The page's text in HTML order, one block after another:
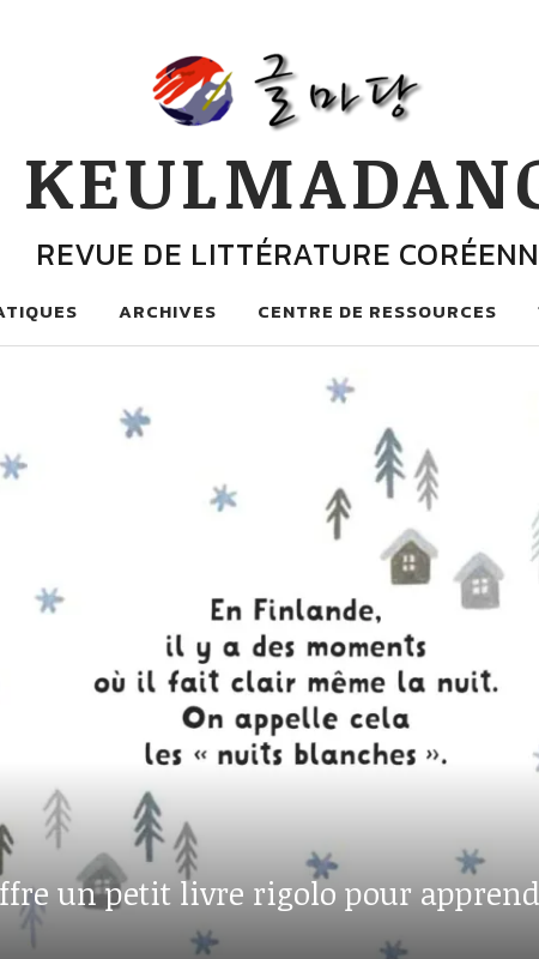
REVUE DE LITTÉRATURE
ARCHIVES CENTRE DE RESSOURCES
un petit livre rigolo pour